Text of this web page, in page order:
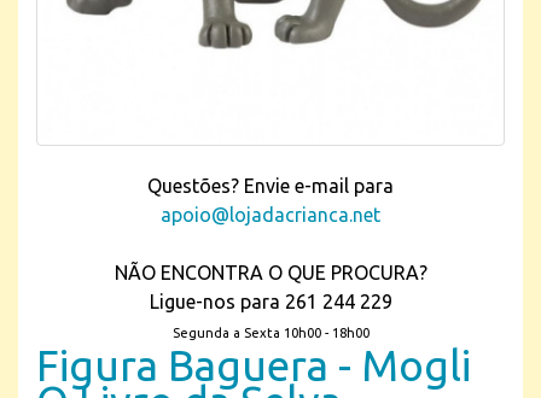
Questões? Envie e-mail para
apoio@lojadacrianca.net
NÃO ENCONTRA O QUE PROCURA?
Ligue-nos para 261 244 229
Segunda a Sexta 10h00 - 18h00
Figura Baguera - Mogli